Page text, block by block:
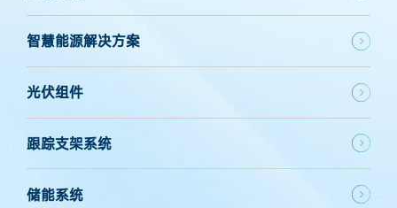
智慧能源解决方案
光伏组件
跟踪支架系统
储能系统